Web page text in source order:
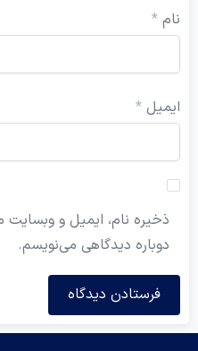
*
*
ذخیره نام، ایمیل و وبسایت من
دوباره دیدگاهی می‌نویسم.